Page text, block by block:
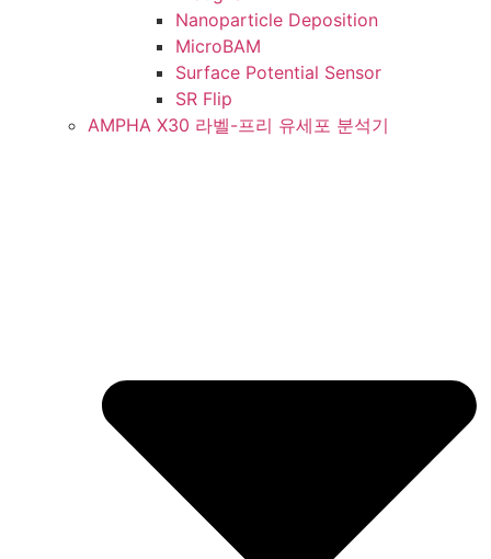
Nanoparticle Deposition
MicroBAM
Surface Potential Sensor
SR Flip
AMPHA X30 라벨-프리 유세포 분석기